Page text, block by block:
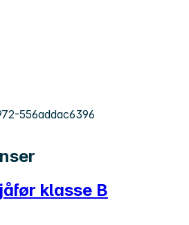
556addac6396
klasse B